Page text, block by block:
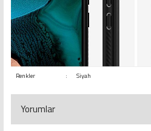
Renkler : Siyah
Yorumlar